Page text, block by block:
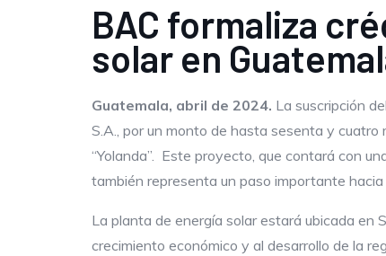
BAC formaliza
solar en
Guatemala, abril de 2024. La suscripción
S.A., por un monto de hasta sesenta y
“Yolanda”. Este proyecto, que contará con
también representa un paso importante
La planta de energía solar estará ubicada en
crecimiento económico y al desarrollo de la